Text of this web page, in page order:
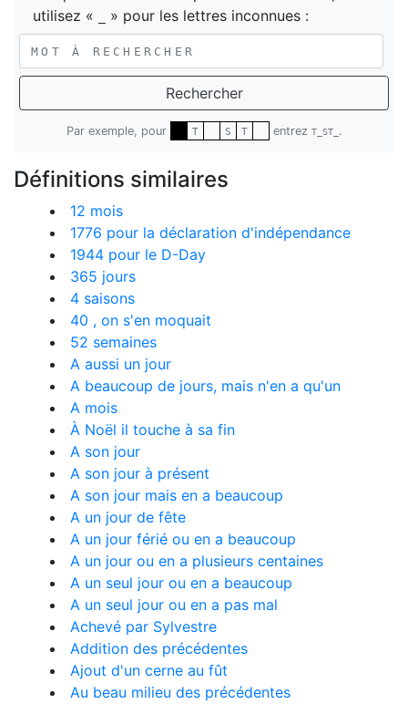
utilisez «
» pour les lettres inconnues :
Rechercher
Par exemple, pour T S T entrez T_ST_ .
Définitions similaires
12 mois
1776 pour la déclaration d'indépendance
1944 pour le D-Day
365 jours
4 saisons
40 , on s'en moquait
52 semaines
A aussi un jour
A beaucoup de jours, mais n'en a qu'un
A mois
À Noël il touche à sa fin
A son jour
A son jour à présent
A son jour mais en a beaucoup
A un jour de fête
A un jour férié ou en a beaucoup
A un jour ou en a plusieurs centaines
A un seul jour ou en a beaucoup
A un seul jour ou en a pas mal
Achevé par Sylvestre
Addition des précédentes
Ajout d'un cerne au fût
Au beau milieu des précédentes